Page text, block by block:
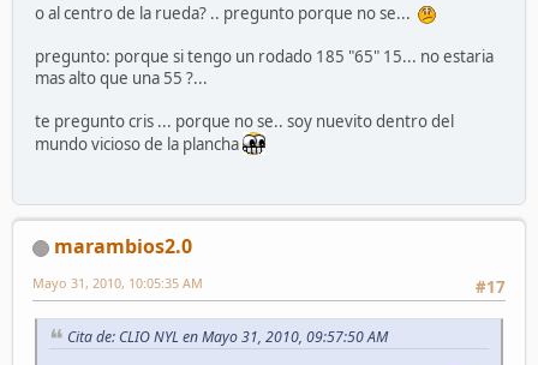
o al centro de la rueda? .. pregunto porque no se...
pregunto: porque si tengo un rodado 185 "65" 15... no estaria
mas alto que una 55 ?...
te pregunto cris ... porque no se.. soy nuevito dentro del
mundo vicioso de la plancha
marambios2.0
#17
Mayo 31, 2010, 10:05:35 AM
Cita de: CLIO NYL en Mayo 31, 2010, 09:57:50 AM